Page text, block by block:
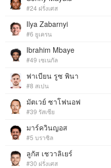
#24 ฝรั่งเศส
Ilya Zabarnyi
#6 ยูเครน
Ibrahim Mbaye
#49 เซเนกัล
ฟาเบียน รูซ พินา
#8 สเปน
มัตเวย์ ซาโฟนอฟ
#39 รัสเซีย
มาร์ควินญอส
#5 บราซิล
ลูกัส เชวาลิเยร์
#30 ฝรั่งเศส